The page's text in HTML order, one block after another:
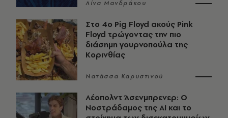
Λίνα Μανδράκου
Στο 4ο Pig Floyd ακούς Pink
Floyd τρώγοντας την πιο
διάσημη γουρνοπούλα της
Κορινθίας
Νατάσσα Καρυστινού
Λέοπολντ Άσενμπρενερ: Ο
Νοστράδαμος της AI και το